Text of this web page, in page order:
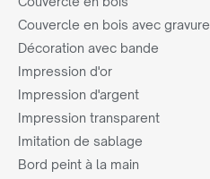
Couvercle en bois avec gravure
Décoration avec bande
Impression d'or
Impression d'argent
Impression transparent
Imitation de sablage
Bord peint à la main